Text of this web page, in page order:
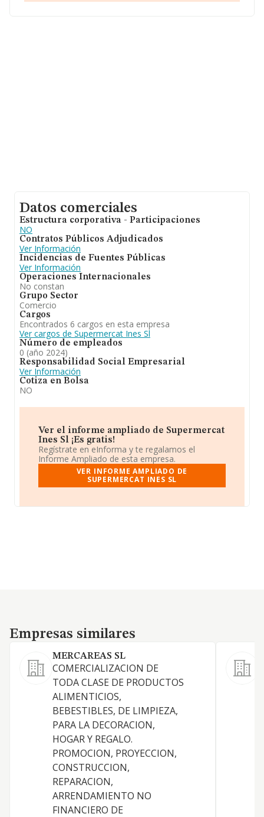
Datos comerciales
Estructura corporativa - Participaciones
NO
Contratos Públicos Adjudicados
Ver Información
Incidencias de Fuentes Públicas
Ver Información
Operaciones Internacionales
No constan
Grupo Sector
Comercio
Cargos
Encontrados 6 cargos en esta empresa
Ver cargos de Supermercat Ines Sl
Número de empleados
0 (año 2024)
Responsabilidad Social Empresarial
Ver Información
Cotiza en Bolsa
NO
Ver el informe ampliado de Supermercat
Ines Sl ¡Es gratis!
Regístrate en eInforma y te regalamos el
Informe Ampliado de esta empresa.
VER INFORME AMPLIADO DE
SUPERMERCAT INES SL
Empresas similares
Empresas similares
MERCAREAS SL
COMERCIALIZACION DE
TODA CLASE DE PRODUCTOS
ALIMENTICIOS,
BEBESTIBLES, DE LIMPIEZA,
PARA LA DECORACION,
HOGAR Y REGALO.
PROMOCION, PROYECCION,
CONSTRUCCION,
REPARACION,
ARRENDAMIENTO NO
FINANCIERO DE